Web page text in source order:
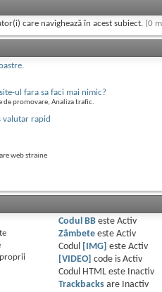
care navighează în acest subiect. (0
ul fara sa faci mai nimic?
promovare, Analiza trafic.
valutar rapid
web straine
Codul BBeste Activ
Zâmbeteeste Activ
Codul
[IMG] este Activ
[VIDEO]
code is Activ
Codul HTML este
Inactiv
Trackbacksare
Inactiv